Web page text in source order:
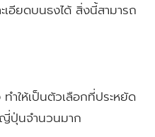
เอียดบนธงได้ สิ่งนี้สามารถ
ำให้เป็นตัวเลือกที่ประหยัด
ปุ่นจำนวนมาก